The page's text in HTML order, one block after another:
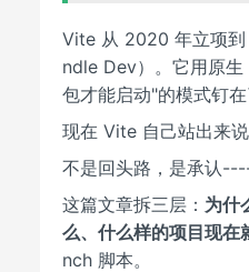
Vite 从 2020 年立项
ndle Dev）。它用原
包才能启动"的模式钉在
现在 Vite 自己站出来
不是回头路，是承认
这篇文章拆三层： 为什
么、什么样的项目现在
nch 脚本。